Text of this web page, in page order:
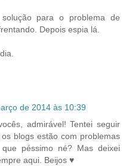
para o problema de
Depois espia lá.
de 2014 às 10:39
admirável! Tentei seguir
blogs estão com problemas
péssimo né? Mas deixei
aqui. Beijos ♥